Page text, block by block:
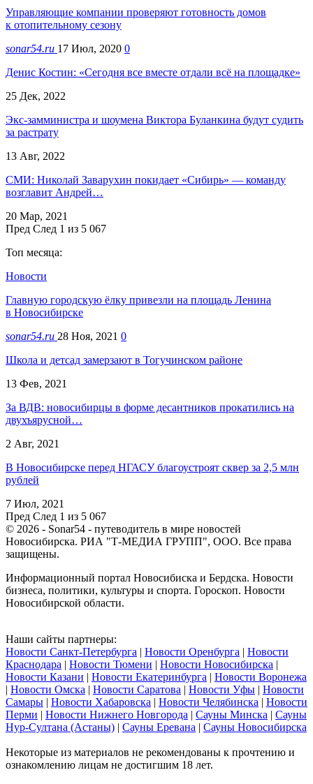
Управляющие компании проверяют готовность домов
к отопительному сезону
sonar54.ru 17 Июл, 2020 0
Денис Костин: «Сегодня все вместе отдали всё на площадке»
25 Дек, 2022
Экс-замминистра и шоумена Виктора Буланкина будут судить
за растрату
13 Авг, 2022
СМИ: Николай Заварухин покидает «Сибирь» — команду
возглавит Андрей…
20 Мар, 2021
Пред След 1 из 5 067
Топ месяца:
Новости
Главную городскую ёлку привезли на площадь Ленина
в Новосибирске
sonar54.ru 28 Ноя, 2021 0
Школа и детсад замерзают в Тогучинском районе
13 Фев, 2021
За ВДВ: новосибирцы в форме десантников прокатились на
двухъярусной…
2 Авг, 2021
В Новосибирске перед НГАСУ благоустроят сквер за 2,5 млн
рублей
7 Июл, 2021
Пред След 1 из 5 067
© 2026 - Sonar54 - путеводитель в мире новостей
Новосибирска. РИА "Т-МЕДИА ГРУПП", ООО. Все права
защищены.
Информационный портал Новосибиска и Бердска. Новости
бизнеса, политики, культуры и спорта. Гороскоп. Новости
Новосибирской области.
Наши сайты партнеры:
Новости Санкт-Петербурга | Новости Оренбурга | Новости
Краснодара | Новости Тюмени | Новости Новосибирска |
Новости Казани | Новости Екатеринбурга | Новости Воронежа
| Новости Омска | Новости Саратова | Новости Уфы | Новости
Самары | Новости Хабаровска | Новости Челябинска | Новости
Перми | Новости Нижнего Новгорода | Сауны Минска | Сауны
Нур-Султана (Астаны) | Сауны Еревана | Сауны Новосибирска
Некоторые из материалов не рекомендованы к прочтению и
ознакомлению лицам не достигшим 18 лет.